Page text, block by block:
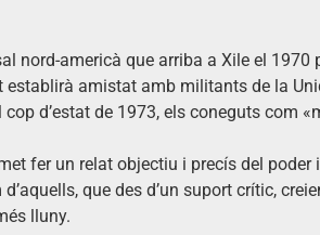
nord-americà que arriba a Xile el
establirà amistat amb militants de la
d’estat de 1973, els coneguts com «
fer un relat objectiu i precís del
que des d’un suport crític,
lluny.